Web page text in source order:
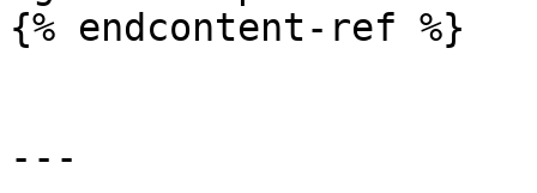
{% endcontent-ref %}
---